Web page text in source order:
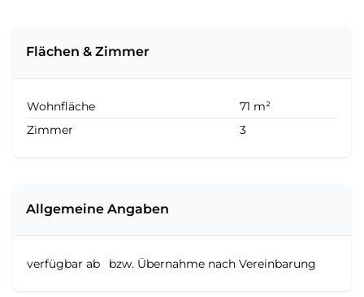
Flächen & Zimmer
Wohnfläche
71 m²
Zimmer
3
Allgemeine Angaben
verfügbar ab bzw. Übernahme nach Vereinbarung